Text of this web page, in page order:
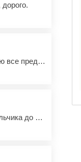
Ищу варианты для покупки гаража в Берлине. Рассмотрю все предложения.
Здравствуйте! Куплю щенка лабрадора, желательно мальчика до 3-х месяцев, хотелось бы со всеми документами, прививками, и веселым, дружелюбным характером.